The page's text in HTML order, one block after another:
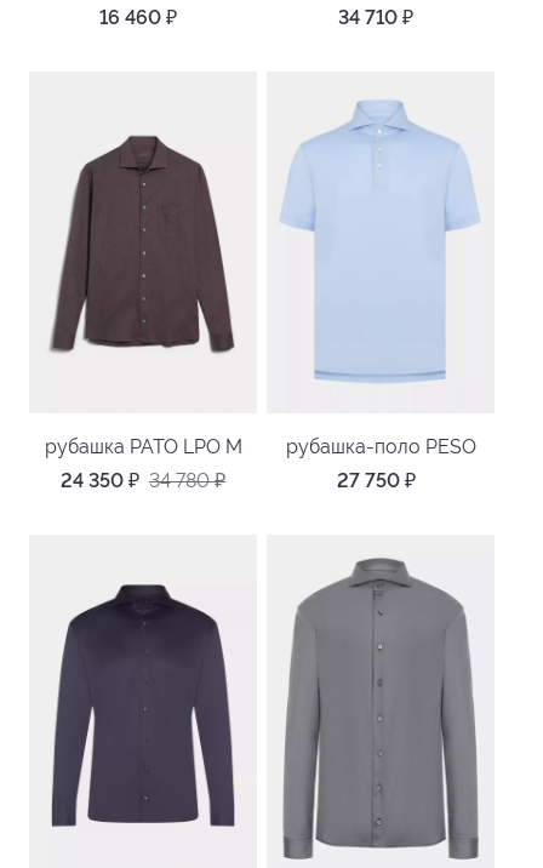
16 460 ₽
34 710 ₽
рубашка PATO LPO M
24 350 ₽ 34 780₽
рубашка-поло PESO
27 750 ₽